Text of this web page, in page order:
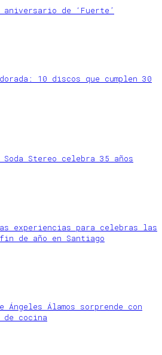
aniversario de ‘Fuerte’
10 discos que cumplen 30
Soda Stereo celebra 35 años
experiencias para celebras las
de año en Santiago
Ángeles Álamos sorprende con
cocina